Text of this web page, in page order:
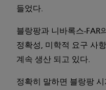
들었다.
블랑팡과 니바록스-FAR
정확성, 미학적 요구 사
계속 생산 되고 있다.
정확히 말하면 블랑팡